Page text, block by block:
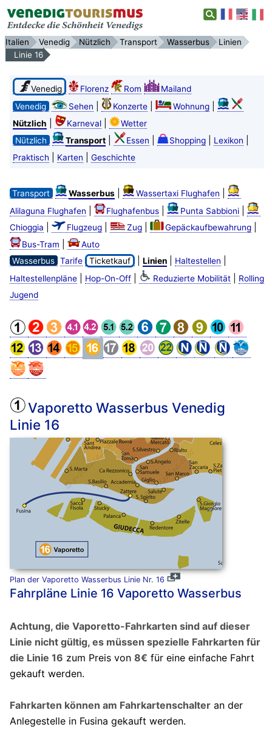
Italien Venedig Nützlich Transport Wasserbus
Linien
Linie 16
Venedig Florenz Rom
Mailand
Venedig
Sehen Konzerte| Wohnung|
Nützlich Karneval|
Wetter
Nützlich
Transport| Essen Shopping| Lexikon
Praktisch Karten Geschichte
Transport Wasserbus| Wassertaxi Flughafen
Alilaguna Flughafen Flughafenbus| Punta Sabbioni|
Chioggia Flugzeug| Zug| Gepäckaufbewahrung|
Bus-Tram
Auto
Wasserbus Tarife Ticketkauf | Linien| Haltestellen
Haltestellenpläne| Hop-On-Off| Reduzierte Mobilität|
Rolling
Jugend
Vaporetto Wasserbus Venedig
Linie 16
Plan der Vaporetto Wasserbus Linie Nr. 16
Fahrpläne Linie 16 Vaporetto Wasserbus
Achtung, die Vaporetto-Fahrkarten sind auf dieser
Linie nicht gültig, es müssen spezielle Fahrkarten für
die Linie 16 zum Preis von 8€ für eine einfache Fahrt
gekauft werden.
Fahrkarten können am Fahrkartenschalteran der
Anlegestelle in Fusina gekauft werden.